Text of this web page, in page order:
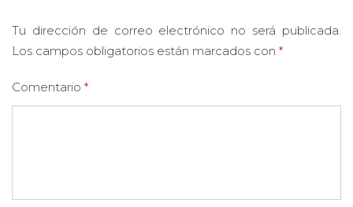
Tu dirección de correo electrónico no será publicada.
Los campos obligatorios están marcados con *
Comentario *